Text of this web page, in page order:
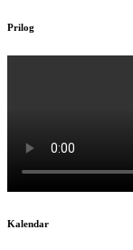
Prilog
Kalendar